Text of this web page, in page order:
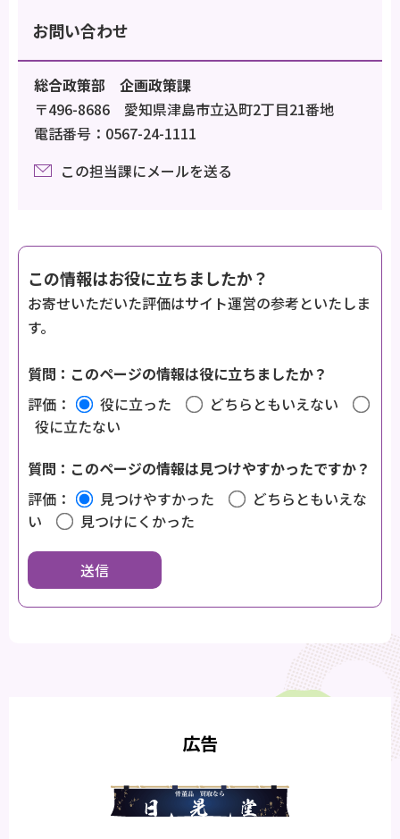
お問い合わせ
総合政策部 企画政策課
〒496-8686 愛知県津島市立込町2丁目21番地
電話番号：0567-24-1111
この担当課にメールを送る
この情報はお役に立ちましたか？
お寄せいただいた評価はサイト運営の参考といたしま
す。
質問：このページの情報は役に立ちましたか？
評価：
役に立った
どちらともいえない
役に立たない
質問：このページの情報は見つけやすかったですか？
評価：
見つけやすかった
どちらともいえな
い
見つけにくかった
広告